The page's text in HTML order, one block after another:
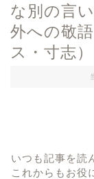
な別の言
外への敬
ス・寸志）
いつも記事を読
これからもお役